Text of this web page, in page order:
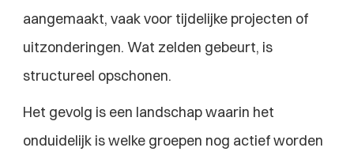
aangemaakt, vaak voor tijdelijke projecten of
uitzonderingen. Wat zelden gebeurt, is
structureel opschonen.
Het gevolg is een landschap waarin het
onduidelijk is welke groepen nog actief worden